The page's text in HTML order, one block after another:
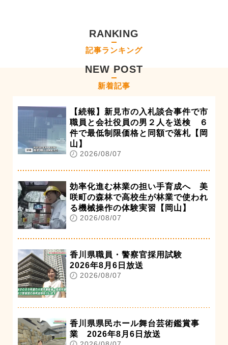
RANKING
記事ランキング
NEW POST
新着記事
【続報】新見市の入札談合事件で市
職員と会社役員の男２人を送検 ６
件で最低制限価格と同額で落札【岡
山】
2026/08/07
効率化進む林業の担い手育成へ 美
咲町の森林で高校生が林業で使われ
る機械操作の体験実習【岡山】
2026/08/07
香川県職員・警察官採用試験
2026年8月6日放送
2026/08/07
香川県県民ホール舞台芸術鑑賞事
業 2026年8月6日放送